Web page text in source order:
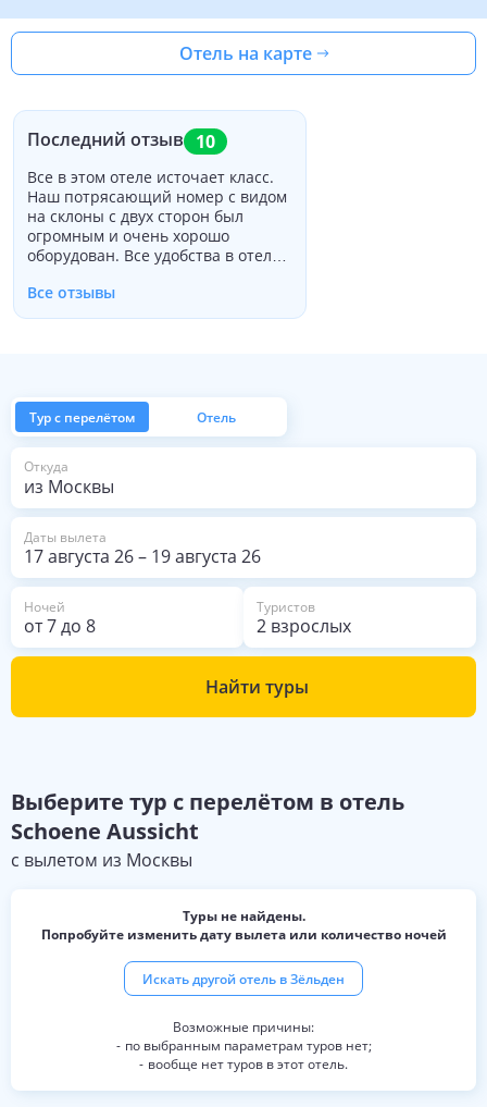
Отель на карте
Последний отзыв 10
Все в этом отеле источает класс.
Наш потрясающий номер с видом
на склоны с двух сторон был
огромным и очень хорошо
оборудован. Все удобства в отеле
красивый спа-центр. Что делает
этот отель действительно
мельчайшими деталями.
Персонал ресторана, в частности,
заслуживает похвалы за подачу
первого класса в дружеской
манере - и сомелье был звездой
их всех. Спасибо всем!
Все отзывы
Тур с перелётом Отель
Откуда
из Москвы
Даты вылета
17 августа 26– 19 августа 26
Ночей
от7до 8
Туристов
2 взрослых
Найти туры
Выберите тур с перелётом в отель
Schoene Aussicht
с вылетом из Москвы
Туры не найдены.
Попробуйте изменить дату вылета или количество ночей
Искать другой отель вЗёльден
по выбранным параметрам туров нет;
вообще нет туров в этот отель.